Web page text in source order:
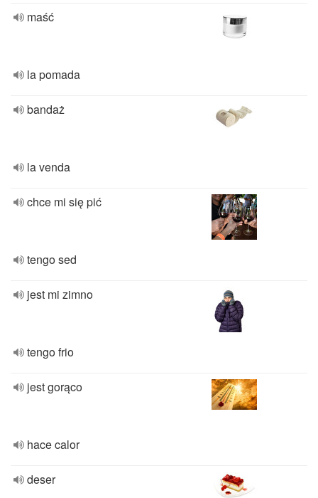
maść
la pomada
bandaż
la venda
chce mi się pić
tengo sed
jest mi zimno
tengo frio
jest gorąco
hace calor
deser